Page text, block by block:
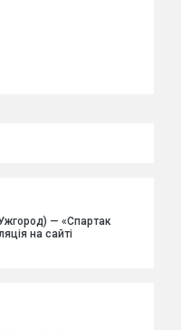
— «Спартак
на сайті